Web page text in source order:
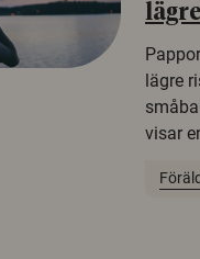
lägre
visar